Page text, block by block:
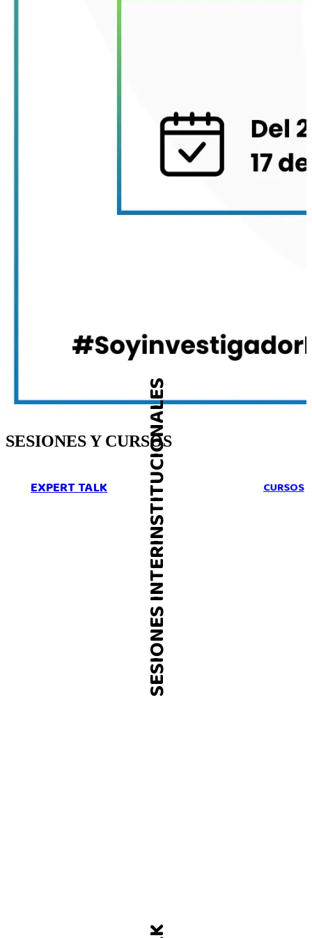
SESIONES Y CURSOS
EXPERT TALK CURSOS
SESIONES INTERINSTITUCIONALES